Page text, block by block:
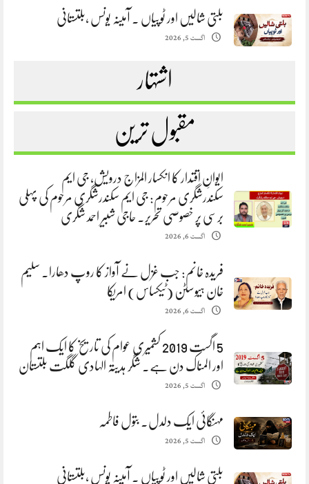
بلتی شالیں اور ٹوپیاں . آمینہ یونس ،بلتستانی
اگست 5, 2026
اشتہار
مقبول ترین
ایوانِ اقتدار کا انکسار المزاج درویش، جی ایم
سکندرشگری مرحوم: جی ایم سکندرشگری مرحوم کی پہلی
برسی پر خصوصی تحریر. حاجی شبیر احمد شگری
اگست 6, 2026
فریدہ خانم: جب غزل نے آواز کا روپ دھارا. سلیم
خان ہیوسٹن (ٹیکساس) امریکا
اگست 6, 2026
5 اگست 2019 کشمیری عوام کی تاریخ کا ایک اہم
اور المناک دن ہے. شگر ہدیتہ الہادی گلگت بلتستان
اگست 5, 2026
مہنگائی ایک دلدل. بتول فاطمہ
اگست 5, 2026
بلتی شالیں اور ٹوپیاں . آمینہ یونس ،بلتستانی